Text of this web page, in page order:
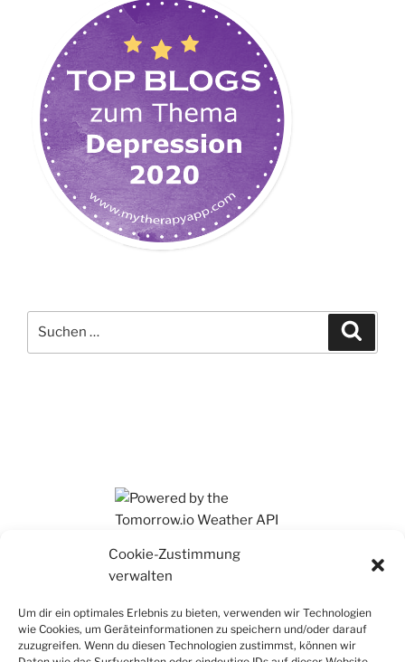
Cookie-Zustimmung
verwalten
Um dir ein optimales Erlebnis zu bieten, verwenden wir Technologien
wie Cookies, um Geräteinformationen zu speichern und/oder darauf
zuzugreifen. Wenn du diesen Technologien zustimmst, können wir
nach: